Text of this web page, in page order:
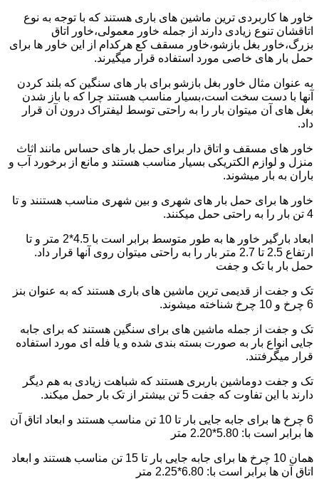
خاور ها کاربردی ترین ماشین های باری هستند که با توجه به نوع
اتاقشان تنوع زیادی دارند از جمله خاور معمولی،خاور اتاق
بزرگ،خاور بغل بازشو،خاور مسقف کع هرکدام از این خاور ها برای
حمل بار های خاصی مورد استفاده قرار میگیرند.
به عنوان مثال خاور بغل بازشو برای بار های سنگین که بلند کردن
آنها با دست سخت است،بسیار مناسب هستند چرا که با باز شدن
بغل های آن میتوان بار را به راحتی توسط لیفتراک درون آن قرار
داد.
خاور های مسقف و اتاق دار برای حمل بار های حساس مانند اثاث
منزل و لوازم الکتریکی بسیار مناسب هستند و مانع از برخورد آب و
باران به بار میشوند.
خاور ها برای حمل بار های شهری و بین شهری مناسب هستنند و تا
4 تن بار را به راحتی حمل میکنند.
ابعاد بارگیر خاور ها به طور متوسط برابر است با 4.5*2 متر و تا
ارتفاع 2.5 تا 2.7 متر بار را به راحتی میتوان روی آنها قرار داد.
حمل بار با تک و جفت
تک و جفت از قدیمی ترین ماشین های باری هستند که به عنوان بنز
6 چرخ و 10 چرخ شناخته میشوند.
تک و جفت از جمله ماشین های برای سنگین هستند که برای جابه
جایی انواع بار به صورت بسته بندی شده و یا فله ای مورد استفاده
قرار میگرفتند.
تک و جفت دوماشین باربری هستند که شباهت زیادی به هم دیگر
دارند با این تفاوت که جفت 5 تن بیشتر از تک بار حمل میکند.
6 چرخ ها برای جابه جایی بار تا 10 تن مناسب هستند و ابعاد اتاق آن
ها برابر است با: 5.80*2.20 متر
همان 10 چرخ ها برای جابه جایی بار تا 15 تن مناسب هستند و ابعاد
اتاق آن ها برابر است با: 6.80*2.25 متر